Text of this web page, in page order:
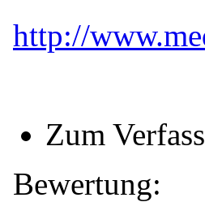
http://
Zum
Bewertung: